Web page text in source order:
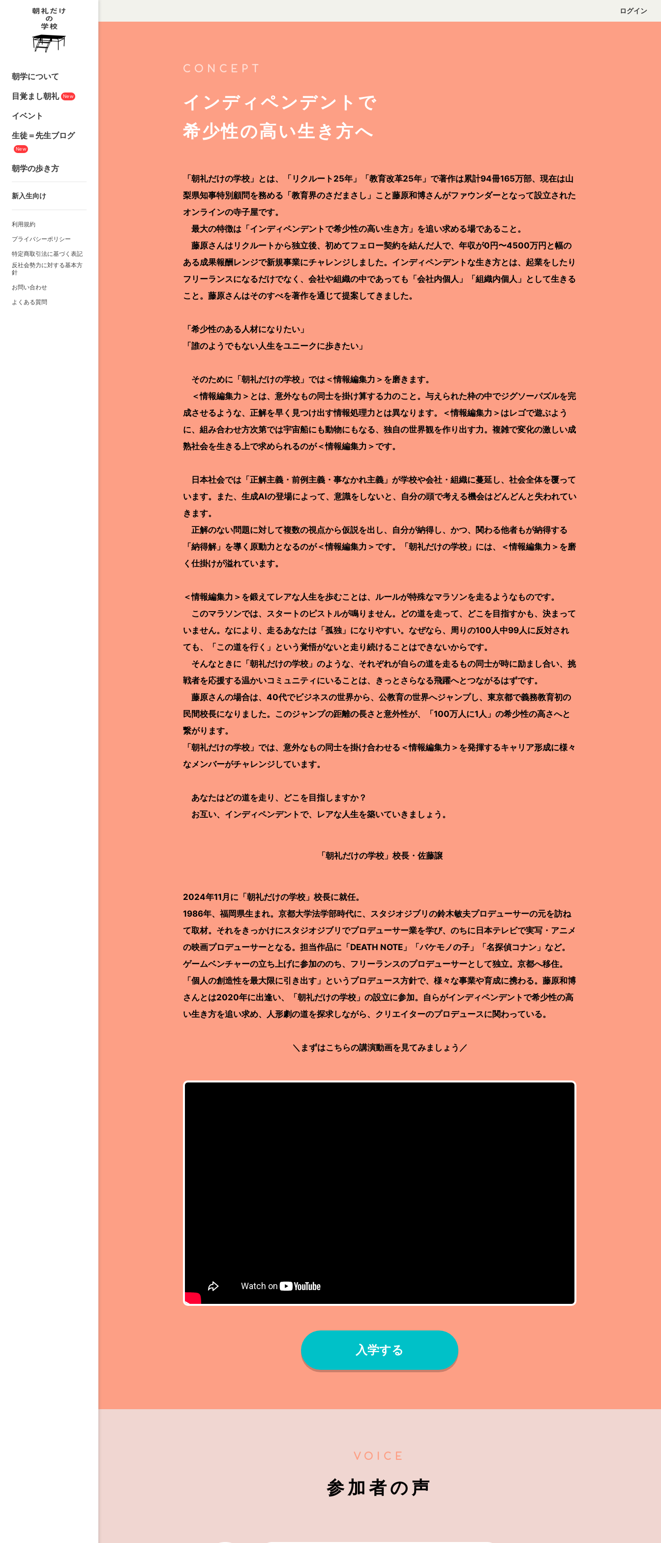
ログイン
朝学について
目覚まし朝礼
New
イベント
生徒＝先生ブログ
New
朝学の歩き方
新入生向け
利用規約
プライバシーポリシー
特定商取引法に基づく表記
反社会勢力に対する基本方
針
お問い合わせ
よくある質問
CONCEPT
インディペンデントで
希少性の高い生き方へ
「朝礼だけの学校」とは、「リクルート25年」「教育改革25年」で著作は累計94冊165万部、現在は山
梨県知事特別顧問を務める「教育界のさだまさし」こと藤原和博さんがファウンダーとなって設立された
オンラインの寺子屋です。
最大の特徴は「インディペンデントで希少性の高い生き方」を追い求める場であること。
藤原さんはリクルートから独立後、初めてフェロー契約を結んだ人で、年収が0円〜4500万円と幅の
ある成果報酬レンジで新規事業にチャレンジしました。インディペンデントな生き方とは、起業をしたり
フリーランスになるだけでなく、会社や組織の中であっても「会社内個人」「組織内個人」として生きる
こと。藤原さんはそのすべを著作を通じて提案してきました。
「希少性のある人材になりたい」
「誰のようでもない人生をユニークに歩きたい」
そのために「朝礼だけの学校」では＜情報編集力＞を磨きます。
＜情報編集力＞とは、意外なもの同士を掛け算する力のこと。与えられた枠の中でジグソーパズルを完
成させるような、正解を早く見つけ出す情報処理力とは異なります。＜情報編集力＞はレゴで遊ぶよう
に、組み合わせ方次第では宇宙船にも動物にもなる、独自の世界観を作り出す力。複雑で変化の激しい成
熟社会を生きる上で求められるのが＜情報編集力＞です。
日本社会では「正解主義・前例主義・事なかれ主義」が学校や会社・組織に蔓延し、社会全体を覆って
います。また、生成AIの登場によって、意識をしないと、自分の頭で考える機会はどんどんと失われてい
きます。
正解のない問題に対して複数の視点から仮説を出し、自分が納得し、かつ、関わる他者もが納得する
「納得解」を導く原動力となるのが＜情報編集力＞です。「朝礼だけの学校」には、＜情報編集力＞を磨
く仕掛けが溢れています。
＜情報編集力＞を鍛えてレアな人生を歩むことは、ルールが特殊なマラソンを走るようなものです。
このマラソンでは、スタートのピストルが鳴りません。どの道を走って、どこを目指すかも、決まって
いません。なにより、走るあなたは「孤独」になりやすい。なぜなら、周りの100人中99人に反対され
ても、「この道を行く」という覚悟がないと走り続けることはできないからです。
そんなときに「朝礼だけの学校」のような、それぞれが自らの道を走るもの同士が時に励まし合い、挑
戦者を応援する温かいコミュニティにいることは、きっとさらなる飛躍へとつながるはずです。
藤原さんの場合は、40代でビジネスの世界から、公教育の世界へジャンプし、東京都で義務教育初の
民間校長になりました。このジャンプの距離の長さと意外性が、「100万人に1人」の希少性の高さへと
繋がります。
「朝礼だけの学校」では、意外なもの同士を掛け合わせる＜情報編集力＞を発揮するキャリア形成に様々
なメンバーがチャレンジしています。
あなたはどの道を走り、どこを目指しますか？
お互い、インディペンデントで、レアな人生を築いていきましょう。
「朝礼だけの学校」校長・佐藤譲
2024年11月に「朝礼だけの学校」校長に就任。
1986年、福岡県生まれ。京都大学法学部時代に、スタジオジブリの鈴木敏夫プロデューサーの元を訪ね
て取材。それをきっかけにスタジオジブリでプロデューサー業を学び、のちに日本テレビで実写・アニメ
の映画プロデューサーとなる。担当作品に「DEATH NOTE」「バケモノの子」「名探偵コナン」など。
ゲームベンチャーの立ち上げに参加ののち、フリーランスのプロデューサーとして独立。京都へ移住。
「個人の創造性を最大限に引き出す」というプロデュース方針で、様々な事業や育成に携わる。藤原和博
さんとは2020年に出逢い、「朝礼だけの学校」の設立に参加。自らがインディペンデントで希少性の高
い生き方を追い求め、人形劇の道を探求しながら、クリエイターのプロデュースに関わっている。
＼まずはこちらの講演動画を見てみましょう／
入学する
VOICE
参加者の声